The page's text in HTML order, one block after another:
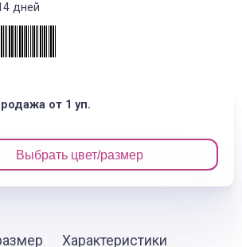
дней
от 1 уп.
Выбрать цвет/размер
Характеристики